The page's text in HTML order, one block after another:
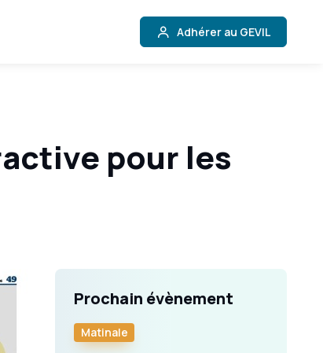
Adhérer au GEVIL
pour les
Prochain évènement
Matinale